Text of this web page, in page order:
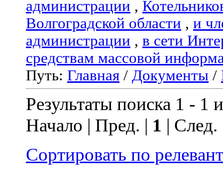
администрации ,
Волгоградской области , и
администрации , в сети
средствам массовой
Путь: Главная / Документы /
Результаты поиска 1 - 1
Начало | Пред. | 1 |
Сортировать по